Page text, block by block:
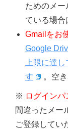
ためのメー
ている場合
Gmailをお
Google
上限に達
す
。空
※ ログインパ
間違ったメー
ご登録してい